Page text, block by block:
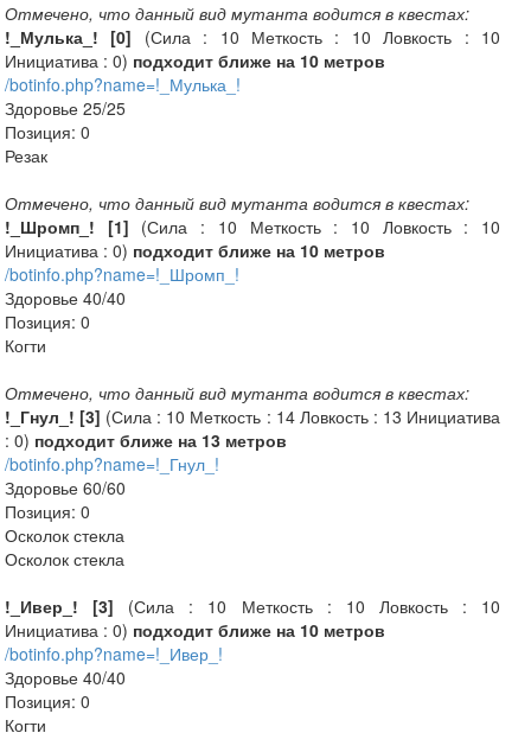
Отмечено, что данный вид мутанта водится в квестах:
!_Мулька_! [0] (Сила : 10 Меткость : 10 Ловкость : 10
Инициатива : 0) подходит ближе на 10 метров
/botinfo.php?name=!_Мулька_!
Здоровье 25/25
Позиция: 0
Резак
Отмечено, что данный вид мутанта водится в квестах:
!_Шромп_! [1] (Сила : 10 Меткость : 10 Ловкость : 10
Инициатива : 0) подходит ближе на 10 метров
/botinfo.php?name=!_Шромп_!
Здоровье 40/40
Позиция: 0
Когти
Отмечено, что данный вид мутанта водится в квестах:
!_Гнул_! [3] (Сила : 10 Меткость : 14 Ловкость : 13 Инициатива
: 0) подходит ближе на 13 метров
/botinfo.php?name=!_Гнул_!
Здоровье 60/60
Позиция: 0
Осколок стекла
Осколок стекла
!_Ивер_! [3] (Сила : 10 Меткость : 10 Ловкость : 10
Инициатива : 0) подходит ближе на 10 метров
/botinfo.php?name=!_Ивер_!
Здоровье 40/40
Позиция: 0
Когти